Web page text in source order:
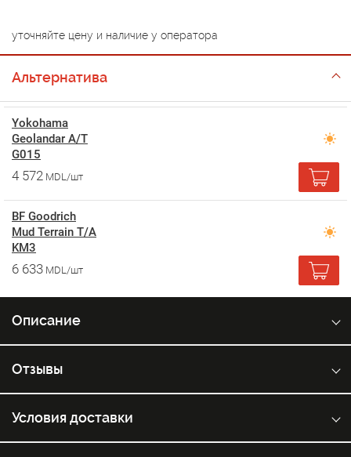
уточняйте цену и наличие у оператора
Альтернатива
Yokohama
Geolandar A/T
G015
4 572 MDL/шт
BF Goodrich
Mud Terrain T/A
KM3
6 633 MDL/шт
Описание
Отзывы
Условия доставки